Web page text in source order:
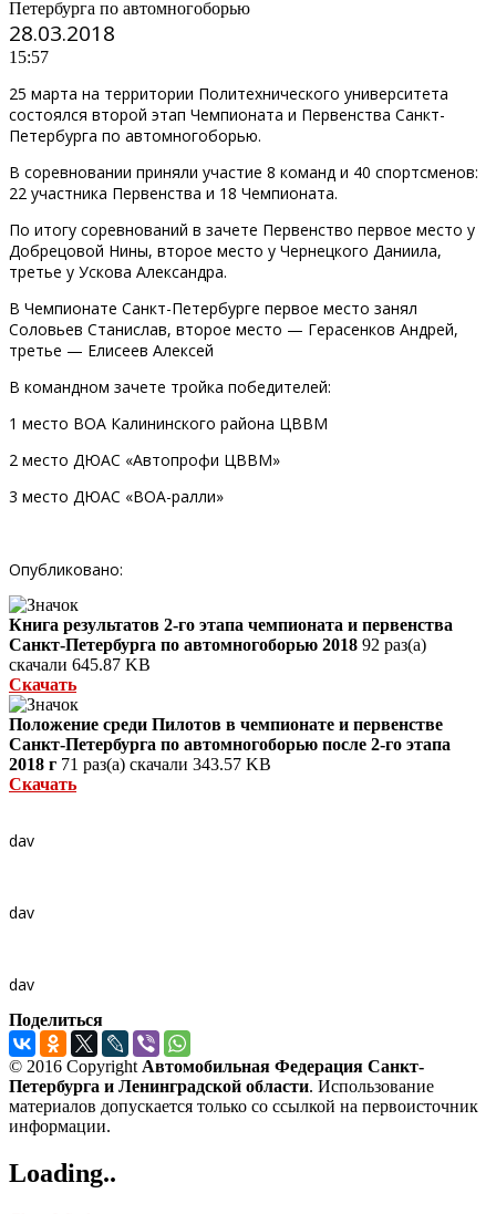
28.03.2018
15:57
25 марта на территории Политехнического университета
состоялся второй этап Чемпионата и Первенства Санкт-
Петербурга по автомногоборью.
В соревновании приняли участие 8 команд и 40 спортсменов:
22 участника Первенства и 18 Чемпионата.
По итогу соревнований в зачете Первенство первое место у
Добрецовой Нины, второе место у Чернецкого Даниила,
третье у Ускова Александра.
В Чемпионате Санкт-Петербурге первое место занял
Соловьев Станислав, второе место — Герасенков Андрей,
третье — Елисеев Алексей
В командном зачете тройка победителей:
1 место ВОА Калининского района ЦВВМ
2 место ДЮАС «Автопрофи ЦВВМ»
3 место ДЮАС «ВОА-ралли»
Опубликовано:
Книга результатов 2-го этапа чемпионата и первенства
Санкт-Петербурга по автомногоборью 2018 92 раз(а)
скачали 645.87 KB
Скачать
Положение среди Пилотов в чемпионате и первенстве
Санкт-Петербурга по автомногоборью после 2-го этапа
2018 г 71 раз(а) скачали 343.57 KB
Скачать
dav
dav
dav
Поделиться
© 2016 Copyright Автомобильная Федерация Санкт-
Петербурга и Ленинградской области. Использование
материалов допускается только со ссылкой на первоисточник
информации.
Loading..